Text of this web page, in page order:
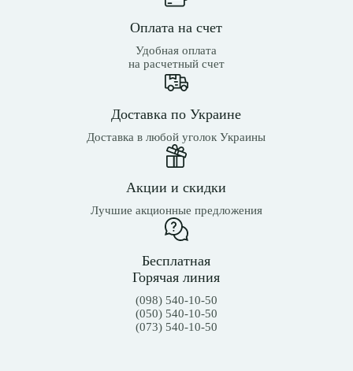
Оплата на счет
Удобная оплата
на расчетный счет
Доставка по Украине
Доставка в любой уголок Украины
Акции и скидки
Лучшие акционные предложения
Бесплатная
Горячая линия
(098) 540-10-50
(050) 540-10-50
(073) 540-10-50